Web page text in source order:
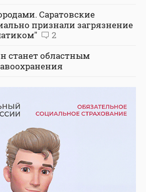
Саратовские
признали загрязнение
2
станет областным